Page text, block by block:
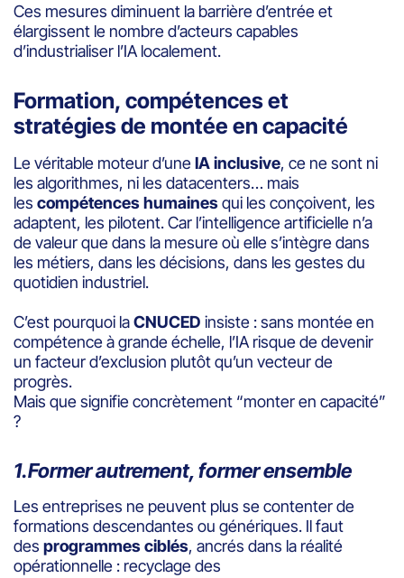
Ces mesures diminuent la barrière d’entrée et
élargissent le nombre d’acteurs capables
d’industrialiser l’IA localement.
Formation, compétences et
stratégies de montée en capacité
Le véritable moteur d’uneIA inclusive, ce ne sont ni
les algorithmes, ni les datacenters… mais
les compétences humainesqui les conçoivent, les
adaptent, les pilotent. Car l’intelligence artificielle n’a
de valeur que dans la mesure où elle s’intègre dans
les métiers, dans les décisions, dans les gestes du
quotidien industriel.
C’est pourquoi laCNUCED insiste : sans montée en
compétence à grande échelle, l’IA risque de devenir
un facteur d’exclusion plutôt qu’un vecteur de
progrès.
Mais que signifie concrètement “monter en capacité”
?
1.Former autrement, former ensemble
Les entreprises ne peuvent plus se contenter de
formations descendantes ou génériques. Il faut
des programmes ciblés, ancrés dans la réalité
opérationnelle : recyclage des